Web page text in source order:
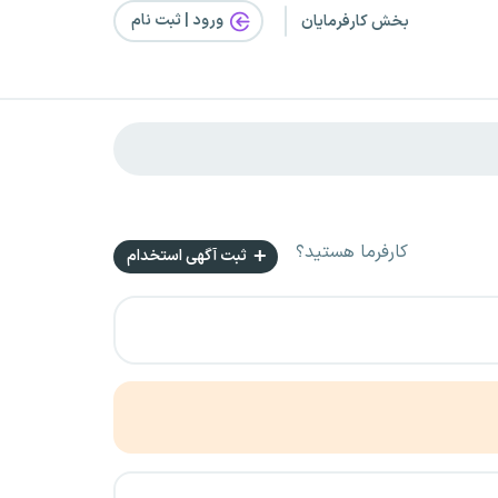
بخش کارفرمایان ورود | ثبت‌ نام
کارفرما هستید؟ ثبت آگهی استخدام